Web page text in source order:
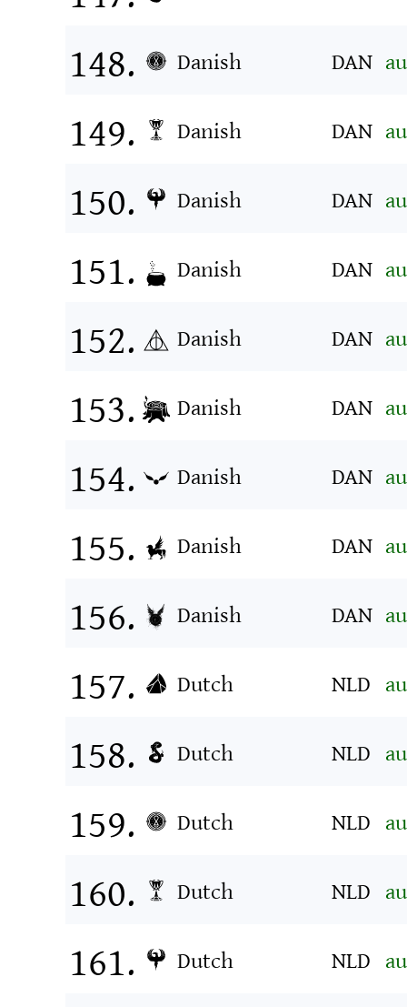
Danish
DAN
Danish
DAN
Danish
DAN
Danish
DAN
Danish
DAN
Danish
DAN
Danish
DAN
Danish
DAN
Danish
DAN
Dutch
NLD
Dutch
NLD
Dutch
NLD
Dutch
NLD
Dutch
NLD